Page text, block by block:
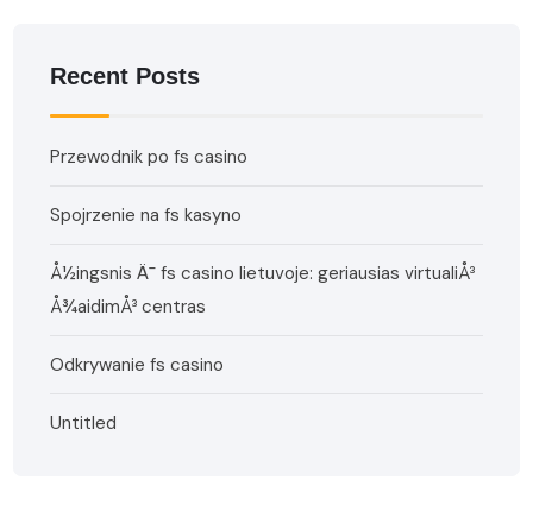
Recent Posts
Przewodnik po fs casino
Spojrzenie na fs kasyno
Å½ingsnis Ä¯ fs casino lietuvoje: geriausias virtualiÅ³
Å¾aidimÅ³ centras
Odkrywanie fs casino
Untitled